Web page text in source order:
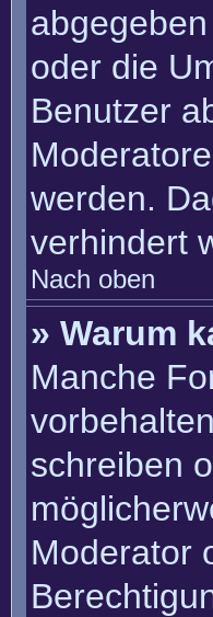
oder die
Benutzer
werden.
verhindert
Nach oben
» Warum
Manche
schreiben
Moderator